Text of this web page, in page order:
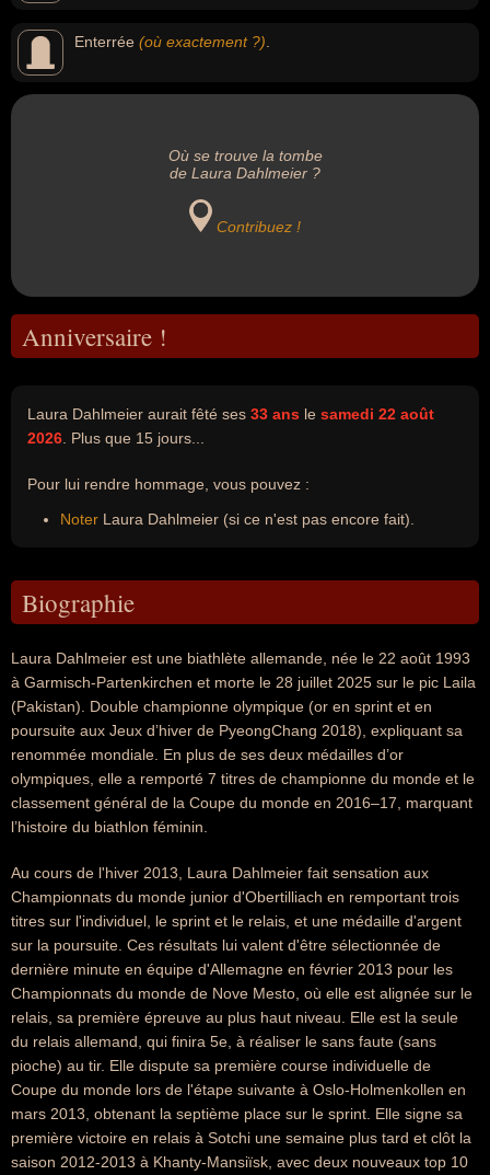
Enterrée (où exactement ?)
Où se trouve la tombe
de Laura Dahlmeier ?
Contribuez !
Anniversaire !
Laura Dahlmeier aurait fêté ses 33 ans le samedi 22 août
2026 . Plus que 15 jours...
Pour lui rendre hommage, vous pouvez :
Noter Laura Dahlmeier (si ce n'est pas encore fait).
Biographie
Laura Dahlmeier est une biathlète allemande, née le 22 août 1993
à Garmisch-Partenkirchen et morte le 28 juillet 2025 sur le pic Laila
(Pakistan). Double championne olympique (or en sprint et en
poursuite aux Jeux d’hiver de PyeongChang 2018), expliquant sa
renommée mondiale. En plus de ses deux médailles d’or
olympiques, elle a remporté 7 titres de championne du monde et le
classement général de la Coupe du monde en 2016–17, marquant
l’histoire du biathlon féminin.
Au cours de l'hiver 2013, Laura Dahlmeier fait sensation aux
Championnats du monde junior d'Obertilliach en remportant trois
titres sur l'individuel, le sprint et le relais, et une médaille d'argent
sur la poursuite. Ces résultats lui valent d'être sélectionnée de
dernière minute en équipe d'Allemagne en février 2013 pour les
Championnats du monde de Nove Mesto, où elle est alignée sur le
relais, sa première épreuve au plus haut niveau. Elle est la seule
du relais allemand, qui finira 5e, à réaliser le sans faute (sans
pioche) au tir. Elle dispute sa première course individuelle de
Coupe du monde lors de l'étape suivante à Oslo-Holmenkollen en
mars 2013, obtenant la septième place sur le sprint. Elle signe sa
première victoire en relais à Sotchi une semaine plus tard et clôt la
saison 2012-2013 à Khanty-Mansiïsk, avec deux nouveaux top 10